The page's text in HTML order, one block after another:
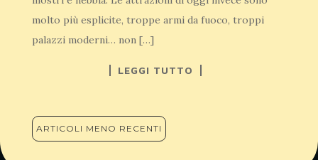
molto più esplicite, troppe armi da fuoco, troppi
palazzi moderni… non […]
LEGGI TUTTO
NAVIGAZIONE
ARTICOLI
ARTICOLI MENO RECENTI